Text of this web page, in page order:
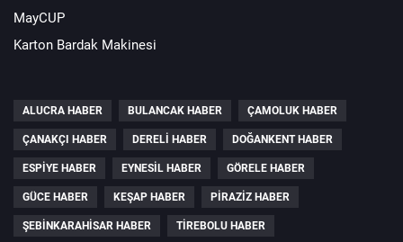
MayCUP
Karton Bardak Makinesi
ALUCRA HABER BULANCAK HABER ÇAMOLUK HABER
ÇANAKÇI HABER DERELI HABER DOĞANKENT HABER
ESPIYE HABER EYNESIL HABER GÖRELE HABER
GÜCE HABER KEŞAP HABER PIRAZIZ HABER
ŞEBINKARAHISAR HABER TIREBOLU HABER